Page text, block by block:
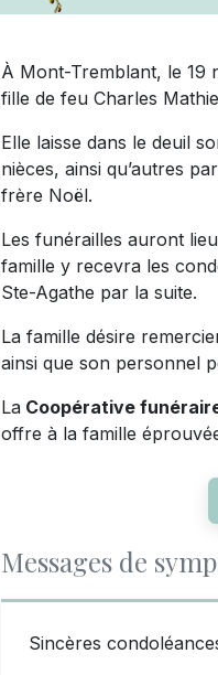
À Mont-Tremblant, le 19
fille de feu Charles
Elle laisse dans le deuil
nièces, ainsi qu’autres
frère Noël.
Les funérailles auront
famille y recevra les
Ste-Agathe par la suite.
La famille désire
ainsi que son personnel
La Coopérative
offre à la famille
Messages de
Sincères